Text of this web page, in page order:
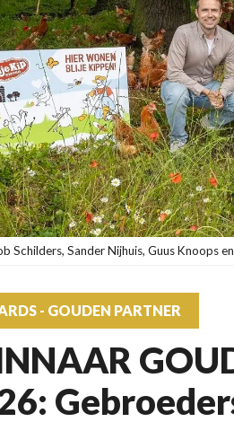
Schilders, Sander Nijhuis, Guus Knoops
- GOUDEN PARTNER